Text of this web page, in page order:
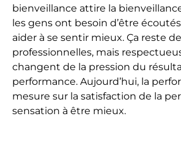
bienveillance attire la
les gens ont besoin d’être
aider à se sentir mieux. Ça reste
professionnelles, mais
changent de la pression du
performance. Aujourd’hui, la
mesure sur la satisfaction de la
sensation à être mieux.